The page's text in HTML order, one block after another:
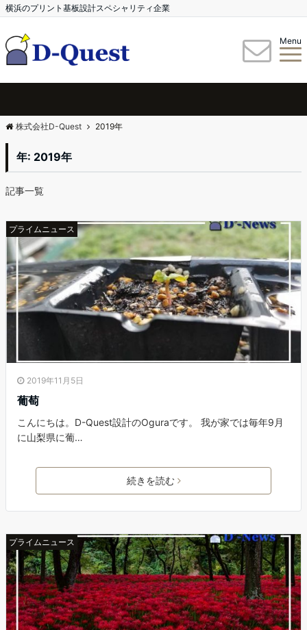
横浜のプリント基板設計スペシャリティ企業
Menu
株式会社D-Quest 2019年
年: 2019年
記事一覧
プライムニュース
2019年11月5日
葡萄
こんにちは。D-Quest設計のOguraです。 我が家では毎年9月
に山梨県に葡…
続きを読む
プライムニュース